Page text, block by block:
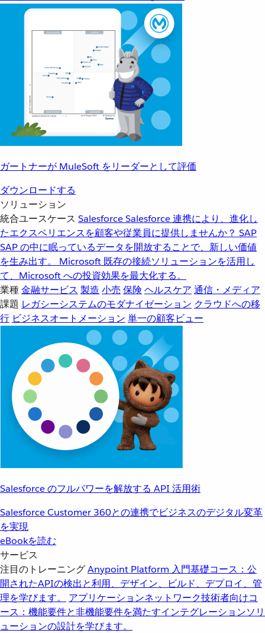
ガートナーが MuleSoft をリーダーとして評価
ダウンロードする
ソリューション
統合ユースケース SalesforceSalesforce 連携により、進化し
たエクスペリエンスを顧客や従業員に提供しませんか？ SAP
SAP の中に眠っているデータを開放することで、新しい価値
を生み出す。
Microsoft 既存の接続ソリューションを活用し
て、Microsoft への投資効果を最大化する。
業種金融サービス 製造 小売 保険 ヘルスケア 通信・メディア
課題 レガシーシステムのモダナイゼーション クラウドへの移
行 ビジネスオートメーション 単一の顧客ビュー
Salesforce のフルパワーを解放する API 活用術
Salesforce Customer 360との連携でビジネスのデジタル変革
を実現
eBookを読む
サービス
注目のトレーニングAnypoint Platform 入門基礎コース：公
開されたAPIの検出と利用、デザイン、ビルド、デプロイ、管
理を学びます。
アプリケーションネットワーク技術者向けコ
ース：機能要件と非機能要件を満たすインテグレーションソリ
ューションの設計を学びます。